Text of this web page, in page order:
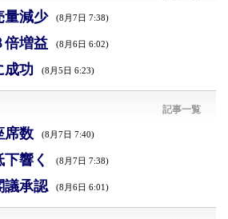
量減少 (8月7日 7:38)
倍増益 (8月6日 6:02)
成功 (8月5日 6:23)
記事一覧
席数 (8月7日 7:40)
響く (8月7日 7:38)
議承認 (8月6日 6:01)